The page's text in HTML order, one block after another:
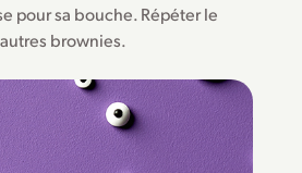
pour sa bouche. Répéter le
brownies.